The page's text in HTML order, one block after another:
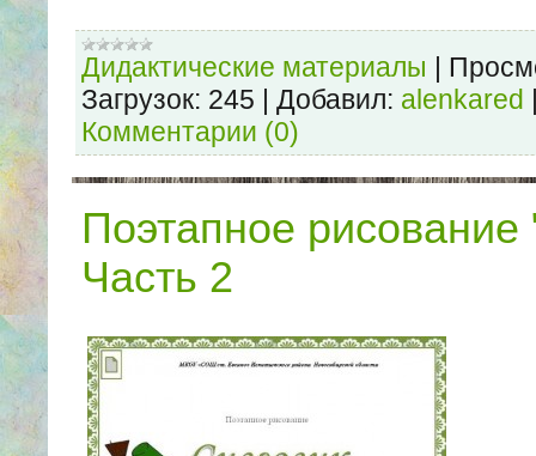
Дидактические материалы |
Загрузок: 245 | Добавил: alenkared
Комментарии (0)
Поэтапное рисование
Часть 2